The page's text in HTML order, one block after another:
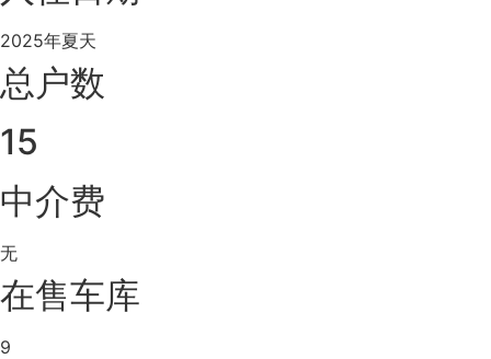
2025年夏天
总户数
15
中介费
无
在售车库
9